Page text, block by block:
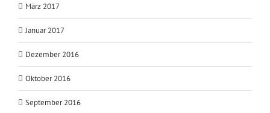
März 2017
Januar 2017
Dezember 2016
Oktober 2016
September 2016